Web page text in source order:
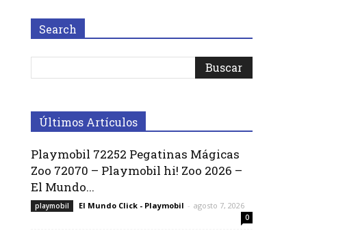
Search
Últimos Artículos
Playmobil 72252 Pegatinas Mágicas
Zoo 72070 – Playmobil hi! Zoo 2026 –
El Mundo...
playmobil El Mundo Click - Playmobil - agosto 7, 2026
0